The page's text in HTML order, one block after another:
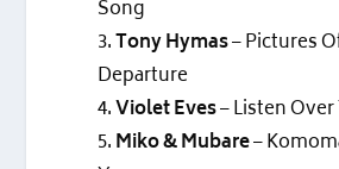
Song
3.Tony Hymas– Pictures
Departure
4.Violet Eves– Listen
5.Miko & Mubare–